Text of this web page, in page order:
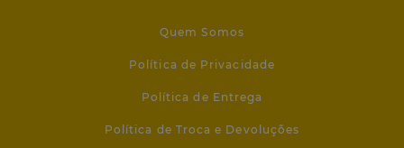
Quem Somos
Política de Privacidade
Política de Entrega
Política de Troca e Devoluções